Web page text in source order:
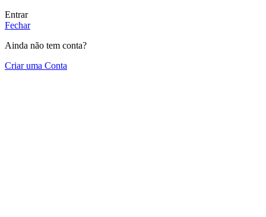
Entrar
Fechar
Ainda não tem conta?
Criar uma Conta